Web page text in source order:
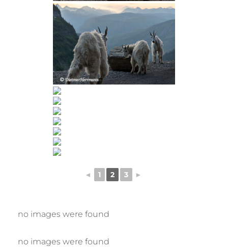
◄ 1 2 3 ►
no images were found
no images were found